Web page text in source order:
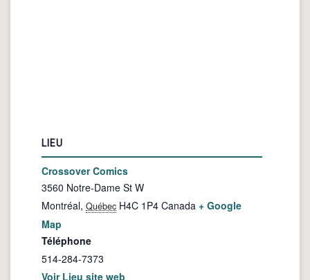
LIEU
Crossover Comics
3560 Notre-Dame St W
Montréal, Québec H4C 1P4 Canada + Google
Map
Téléphone
514-284-7373
Voir Lieu site web